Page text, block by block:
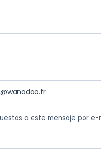
a este mensaje por e-